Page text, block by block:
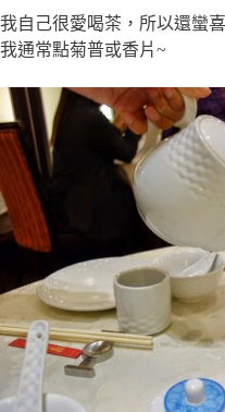
我自己很愛喝茶，所以還蠻
我通常點菊普或香片~